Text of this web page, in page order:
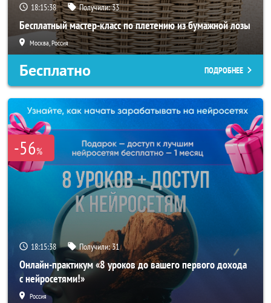
18:15:35 Получили:33
Бесплатный мастер-класс по плетению из бумажной лозы
Москва, Россия
Бесплатно ПОДРОБНЕЕ
-56%
18:15:35 Получили:31
Онлайн-практикум «8 уроков до вашего первого дохода
с нейросетями!»
Россия